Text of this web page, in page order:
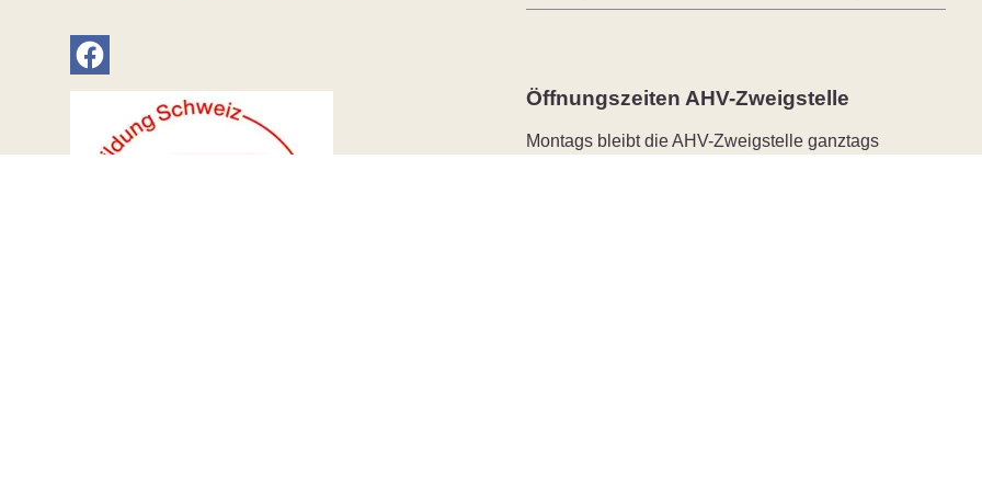
Öffnungszeiten AHV-Zweigstelle
Montags bleibt die AHV-Zweigstelle ganztags